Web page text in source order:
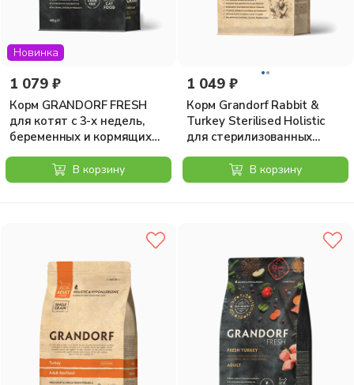
Новинка
1 079 ₽
Корм GRANDORF FRESH
для котят с 3-х недель,
беременных и кормящих
кошек, ягненок с бататом
В корзину
1 049 ₽
Корм Grandorf Rabbit &
Turkey Sterilised Holistic
для стерилизованных
кошек, кролик с индейкой,
В корзину